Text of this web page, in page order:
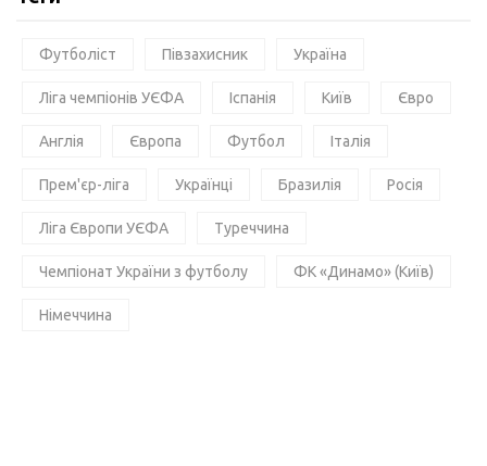
Футболіст Півзахисник Україна
Ліга чемпіонів УЄФА Іспанія Київ Євро
Англія Європа Футбол Італія
Прем'єр-ліга Українці Бразилія Росія
Ліга Європи УЄФА Туреччина
Чемпіонат України з футболу ФК «Динамо» (Київ)
Німеччина